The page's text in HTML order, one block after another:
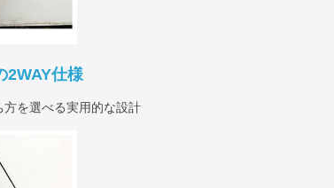
2WAY仕様
を選べる実用的な設計